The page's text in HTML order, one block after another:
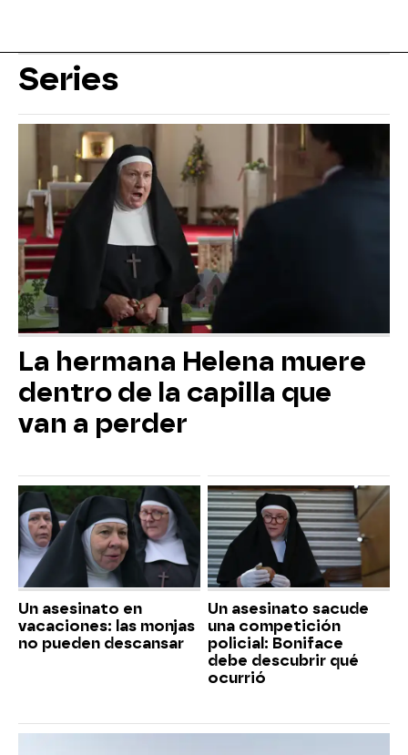
Series
La hermana Helena muere
dentro de la capilla que
van a perder
Un asesinato en
vacaciones: las monjas
no pueden descansar
Un asesinato sacude
una competición
policial: Boniface
debe descubrir qué
ocurrió